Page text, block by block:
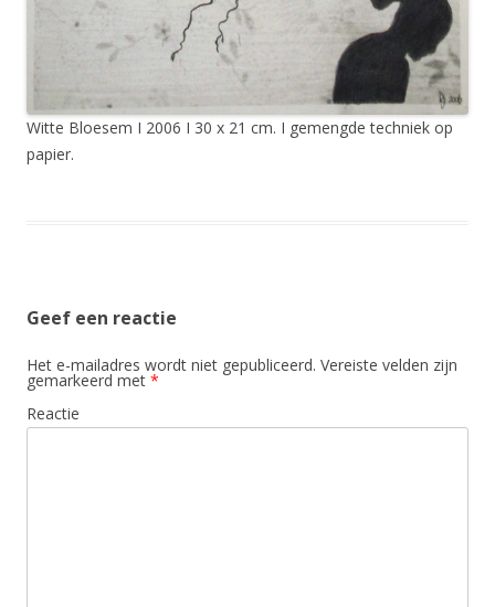
Witte Bloesem I 2006 I 30 x 21 cm. I gemengde techniek op
papier.
Geef een reactie
Het e-mailadres wordt niet gepubliceerd. Vereiste velden zijn
gemarkeerd met *
Reactie